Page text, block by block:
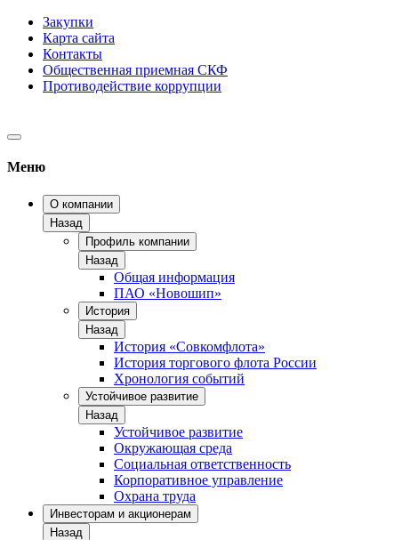
Закупки
Карта сайта
Контакты
Общественная приемная СКФ
Противодействие коррупции
Меню
О компании
Назад
Профиль компании
Назад
Общая информация
ПАО «Новошип»
История
Назад
История «Совкомфлота»
История торгового флота России
Хронология событий
Устойчивое развитие
Назад
Устойчивое развитие
Окружающая среда
Социальная ответственность
Корпоративное управление
Охрана труда
Инвесторам и акционерам
Назад